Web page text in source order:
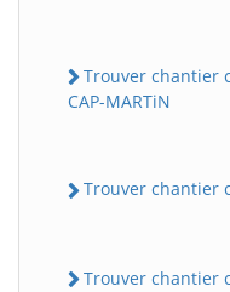
Trouver chantier
CAP-MARTiN
Trouver chantier
Trouver chantier